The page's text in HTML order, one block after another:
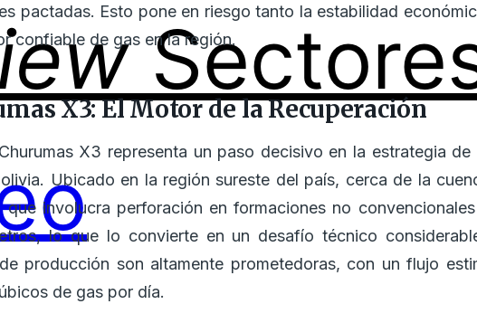
pactadas. Esto pone en riesgo tanto la estabilidad
confiable de gas en la región.
X3: El Motor de la Recuperación
X3 representa un paso decisivo en la estrategia
Ubicado en la región sureste del país, cerca de la
que involucra perforación en formaciones no
lo que lo convierte en un desafío técnico
producción son altamente prometedoras, con un flujo
de gas por día.